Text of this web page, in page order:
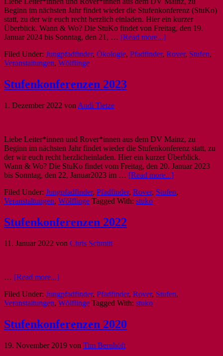
Beginn im nächsten Jahr findet wieder die Stufenkonferenz (StuKo)
statt, zu der wir euch recht herzlich einladen. Hier ein kurzer
Überblick. Wann & Wo? Die StuKo findet von Freitag, den 19.
Januar 2024 bis Sonntag, den 21, … [Read more...]
Filed Under: Jungpfadfinder, Ökologie, Pfadfinder, Rover, Stufen,
Veranstaltungen, Wölflinge
Stufenkonferenzen 2023
1. Dezember 2022 von Andi Tietze
Liebe Leiter*innen und Rover*innen aus dem DV Mainz, zu
Beginn im nächsten Jahr findet wieder die Stufenkonferenz statt, zu
der wir euch recht herzlicheinladen. Hier ein kurzer Überblick.
Wann & Wo? Die StuKo findet vom Freitag, den 20. Januar 2023
bis Sonntag, den 22, Januar2023 im … [Read more...]
Filed Under: Jungpfadfinder, Pfadfinder, Rover, Stufen,
Veranstaltungen, Wölflinge Tagged With: stuko
Stufenkonferenzen 2022
11. Januar 2022 von Chris Schmitt
… [Read more...]
Filed Under: Jungpfadfinder, Pfadfinder, Rover, Stufen,
Veranstaltungen, Wölflinge Tagged With: stuko
Stufenkonferenzen 2020
19. November 2019 von Tim Bernhöft